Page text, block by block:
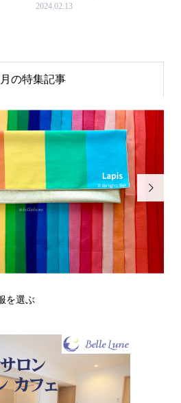
2024.02.13
の特集記事
にするには？〜予告編〜
